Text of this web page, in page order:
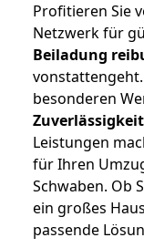
Profitieren Sie
Netzwerk für
Beiladung
besonderen
Leistungen
für Ihren
Schwaben. Ob
ein großes
passende